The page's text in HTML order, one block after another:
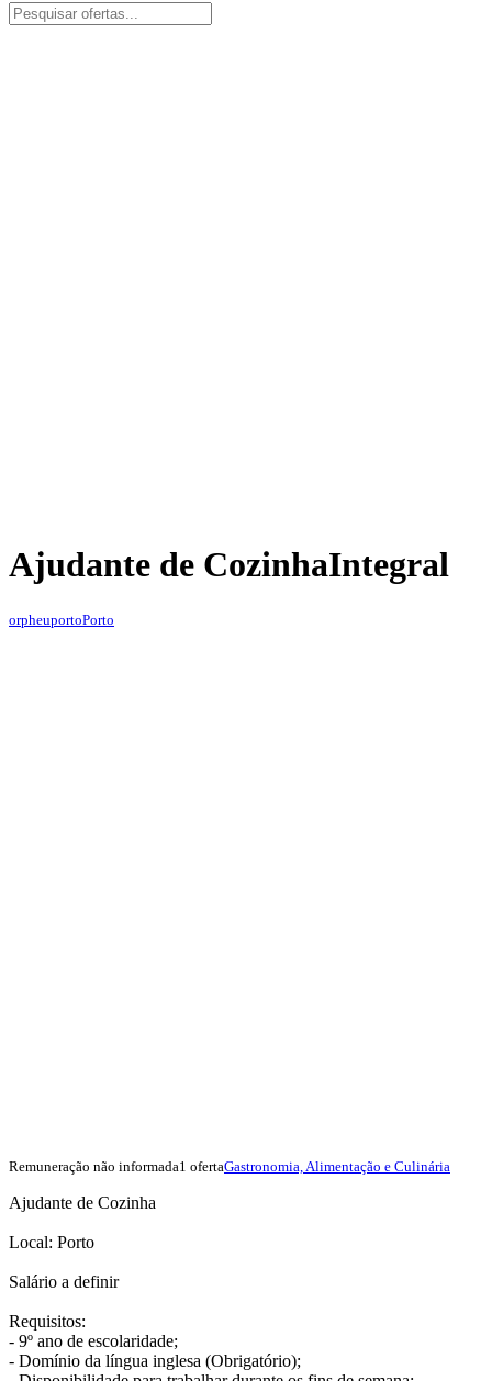
Ajudante de CozinhaIntegral
orpheuportoPorto
Remuneração não informada1 ofertaGastronomia, Alimentação e Culinária
Ajudante de Cozinha
Local: Porto
Salário a definir
Requisitos:
- 9º ano de escolaridade;
- Domínio da língua inglesa (Obrigatório);